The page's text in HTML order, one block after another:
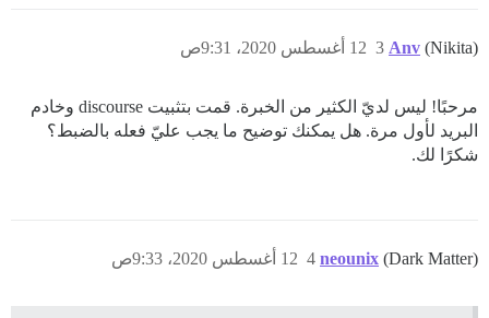
Anv (Nikita) 12 أغسطس 2020، 9:31ص 3
مرحبًا! ليس لديّ الكثير من الخبرة. قمت بتثبيت discourse وخادم
البريد لأول مرة. هل يمكنك توضيح ما يجب عليّ فعله بالضبط؟
شكرًا لك.
neounix (Dark Matter) 12 أغسطس 2020، 9:33ص 4